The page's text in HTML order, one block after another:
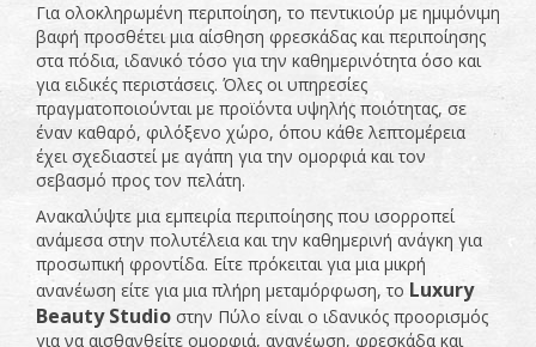
Για ολοκληρωμένη περιποίηση, το πεντικιούρ με ημιμόνιμη
βαφή προσθέτει μια αίσθηση φρεσκάδας και περιποίησης
στα πόδια, ιδανικό τόσο για την καθημερινότητα όσο και
για ειδικές περιστάσεις. Όλες οι υπηρεσίες
πραγματοποιούνται με προϊόντα υψηλής ποιότητας, σε
έναν καθαρό, φιλόξενο χώρο, όπου κάθε λεπτομέρεια
έχει σχεδιαστεί με αγάπη για την ομορφιά και τον
σεβασμό προς τον πελάτη.
Ανακαλύψτε μια εμπειρία περιποίησης που ισορροπεί
ανάμεσα στην πολυτέλεια και την καθημερινή ανάγκη για
προσωπική φροντίδα. Είτε πρόκειται για μια μικρή
ανανέωση είτε για μια πλήρη μεταμόρφωση, το Luxury
Beauty Studio στην Πύλο είναι ο ιδανικός προορισμός
για να αισθανθείτε ομορφιά, ανανέωση, φρεσκάδα και